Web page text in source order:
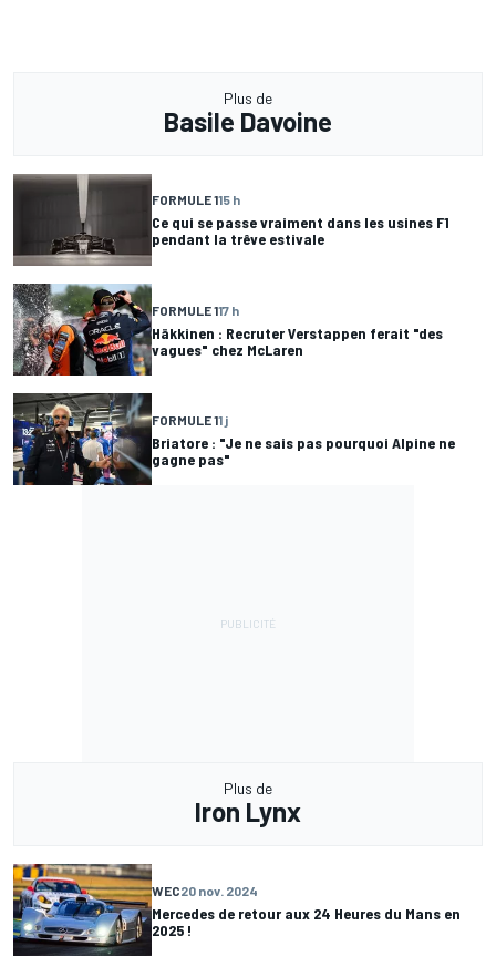
Plus de
Basile Davoine
FORMULE 115 h
Ce qui se passe vraiment dans les usines F1
pendant la trêve estivale
FORMULE 117 h
Häkkinen : Recruter Verstappen ferait "des
vagues" chez McLaren
FORMULE 11 j
Briatore : "Je ne sais pas pourquoi Alpine ne
gagne pas"
Plus de
Iron Lynx
WEC20 nov. 2024
Mercedes de retour aux 24 Heures du Mans en
2025 !